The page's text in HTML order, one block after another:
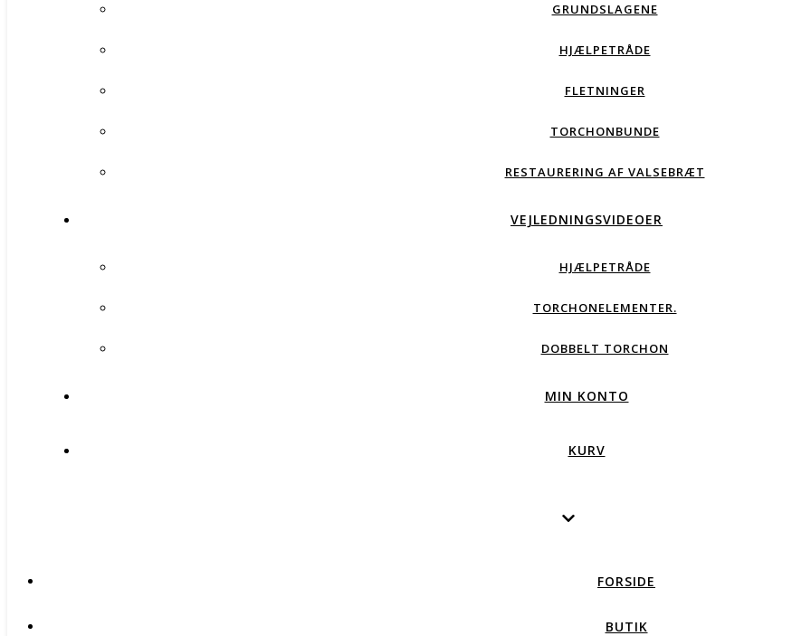
GRUNDSLAGENE
HJÆLPETRÅDE
FLETNINGER
TORCHONBUNDE
RESTAURERING AF VALSEBRÆT
VEJLEDNINGSVIDEOER
HJÆLPETRÅDE
TORCHONELEMENTER.
DOBBELT TORCHON
MIN KONTO
KURV
FORSIDE
BUTIK